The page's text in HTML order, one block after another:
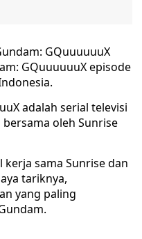
GQuuuuuuX
GQuuuuuuX episode
adalah serial televisi
oleh Sunrise
sama Sunrise dan
tariknya,
yang paling